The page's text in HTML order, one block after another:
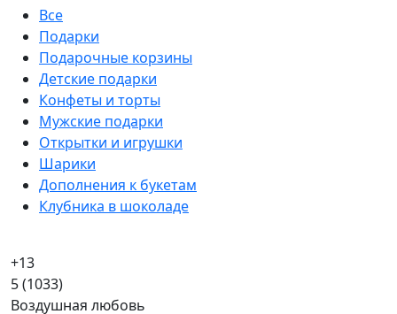
Все
Подарки
Подарочные корзины
Детские подарки
Конфеты и торты
Мужские подарки
Открытки и игрушки
Шарики
Дополнения к букетам
Клубника в шоколаде
+13
5(1033)
Воздушная любовь